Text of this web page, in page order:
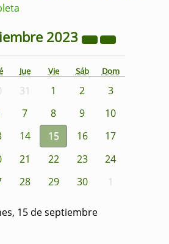
2023
Jue Vie Sáb Dom
31 1 2
3
7 8 9
10
14 15 16
17
21 22 23
24
28 29 30 1
15 de septiembre